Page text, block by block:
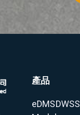
產品
eDMSDWSS